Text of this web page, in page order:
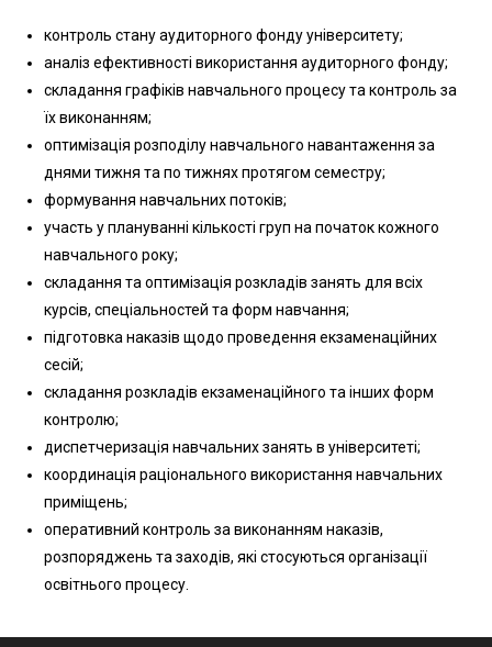
контроль стану аудиторного фонду університету;
аналіз ефективності використання аудиторного фонду;
складання графіків навчального процесу та контроль за
їх виконанням;
оптимізація розподілу навчального навантаження за
днями тижня та по тижнях протягом семестру;
формування навчальних потоків;
участь у плануванні кількості груп на початок кожного
навчального року;
складання та оптимізація розкладів занять для всіх
курсів, спеціальностей та форм навчання;
підготовка наказів щодо проведення екзаменаційних
сесій;
складання розкладів екзаменаційного та інших форм
контролю;
диспетчеризація навчальних занять в університеті;
координація раціонального використання навчальних
приміщень;
оперативний контроль за виконанням наказів,
розпоряджень та заходів, які стосуються організації
освітнього процесу.